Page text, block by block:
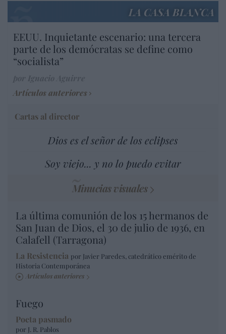
LA CASA BLANCA
EEUU. Inquietante escenario: una tercera
parte de los demócratas se define como
“socialista”
Artículos anteriores
Cartas al director
Dios es el señor de los eclipses
Soy viejo... y no lo puedo evitar
Minucias visuales
La última comunión de los 15 hermanos de
San Juan de Dios, el 30 de julio de 1936, en
Calafell (Tarragona)
La Resistencia por Javier Paredes, catedrático emérito de
Historia Contemporánea
Artículos anteriores
Fuego
Poeta pasmado
por J. R. Pablos